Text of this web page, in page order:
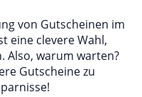
von Gutscheinen im
eine clevere Wahl,
Also, warum warten?
Gutscheine zu